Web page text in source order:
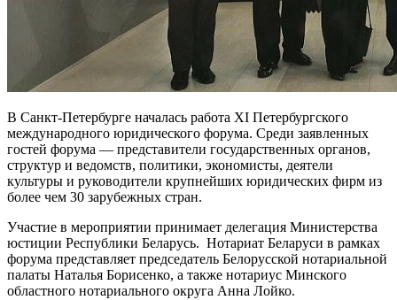
В Санкт-Петербурге началась работа XI Петербургского
международного юридического форума. Среди заявленных
гостей форума — представители государственных органов,
структур и ведомств, политики, экономисты, деятели
культуры и руководители крупнейших юридических фирм из
более чем 30 зарубежных стран.
Участие в мероприятии принимает делегация Министерства
юстиции Республики Беларусь. Нотариат Беларуси в рамках
форума представляет председатель Белорусской нотариальной
палаты Наталья Борисенко, а также нотариус Минского
областного нотариального округа Анна Лойко.